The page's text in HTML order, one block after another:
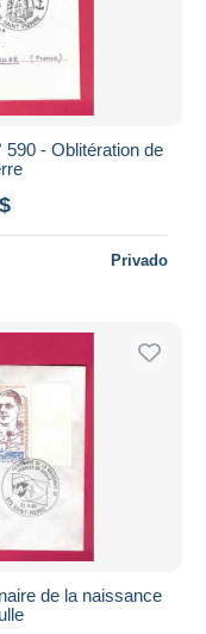
590 - Oblitération de
Privado
de la naissance